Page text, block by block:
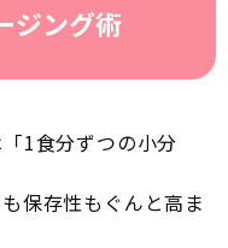
ジング術
1食分ずつの小分
保存性もぐんと高ま